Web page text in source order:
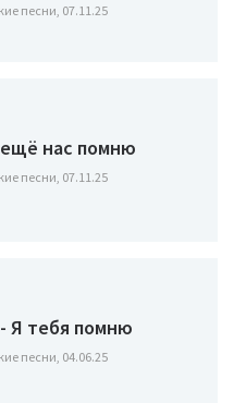
песни, 07.11.25
ещё нас помню
песни, 07.11.25
Я тебя помню
песни, 04.06.25